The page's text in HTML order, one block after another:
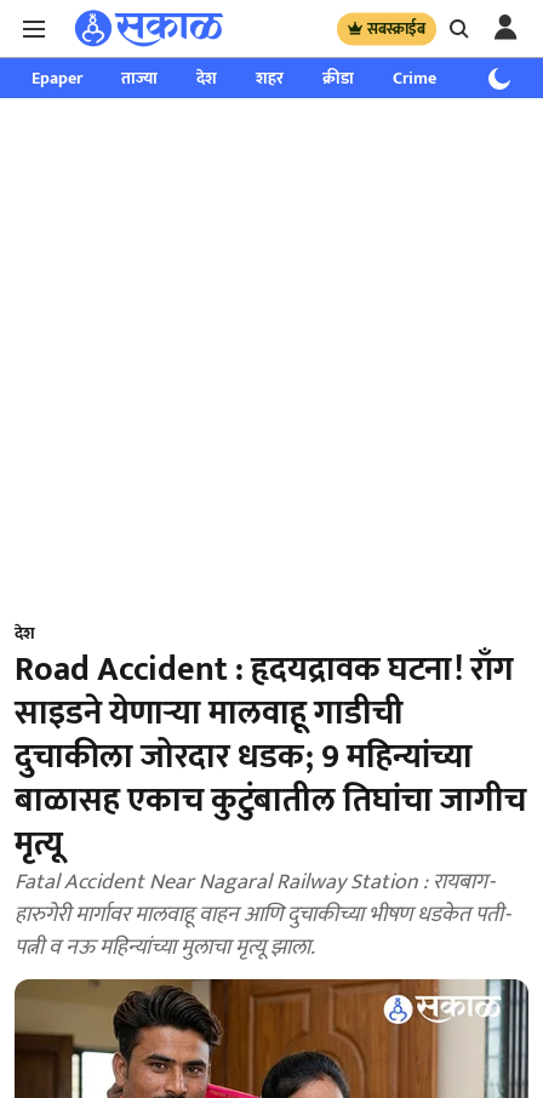
सबस्क्राईब
Epaper ताज्या देश शहर क्रीडा Crime साप्ताहिक
देश
Road Accident : हृदयद्रावक घटना! राँग
साइडने येणाऱ्या मालवाहू गाडीची
दुचाकीला जोरदार धडक; 9 महिन्यांच्या
बाळासह एकाच कुटुंबातील तिघांचा जागीच
मृत्यू
Fatal Accident Near Nagaral Railway Station : रायबाग-
हारुगेरी मार्गावर मालवाहू वाहन आणि दुचाकीच्या भीषण धडकेत पती-
पत्नी व नऊ महिन्यांच्या मुलाचा मृत्यू झाला.